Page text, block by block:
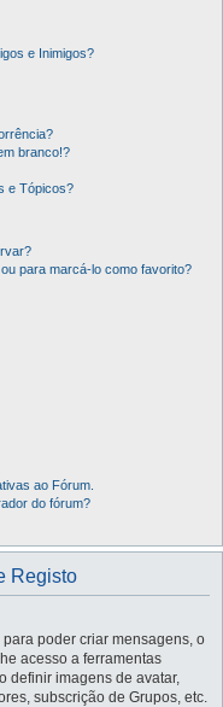
e Inimigos?
branco!?
e Tópicos?
para marcá-lo como favorito?
ao Fórum.
do fórum?
Registo
poder criar mensagens, o
acesso a ferramentas
definir imagens de avatar,
subscrição de Grupos, etc.